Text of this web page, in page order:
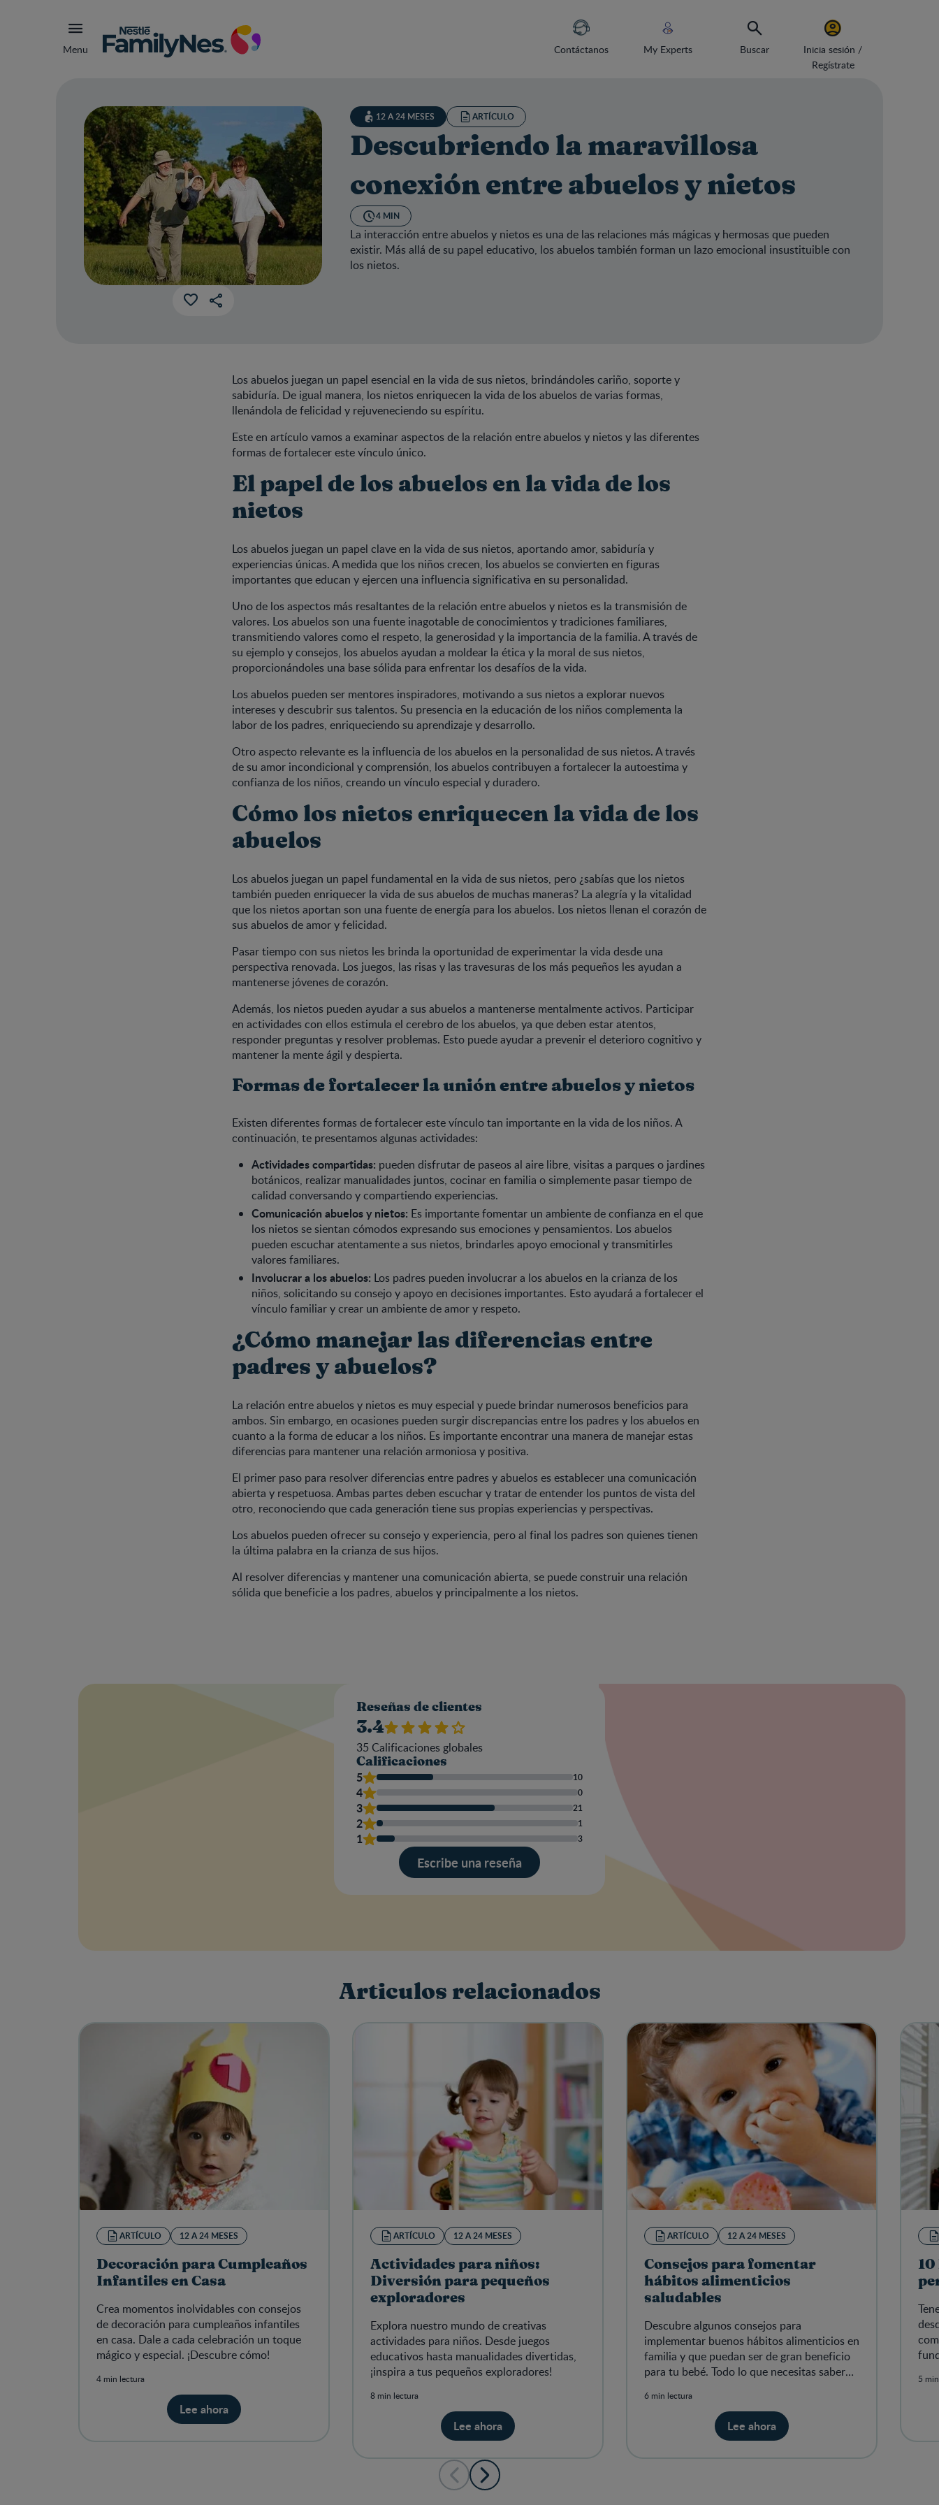
Menu Contáctanos My Experts Buscar
Inicia sesión /
Regístrate
12 A 24 MESES ARTÍCULO
Descubriendo la maravillosa
conexión entre abuelos y nietos
4 MIN
La interacción entre abuelos y nietos es una de las relaciones más mágicas y hermosas que pueden
existir. Más allá de su papel educativo, los abuelos también forman un lazo emocional insustituible con
los nietos.
Los abuelos juegan un papel esencial en la vida de sus nietos, brindándoles cariño, soporte y
sabiduría. De igual manera, los nietos enriquecen la vida de los abuelos de varias formas,
llenándola de felicidad y rejuveneciendo su espíritu.
Este en artículo vamos a examinar aspectos de la relación entre abuelos y nietos y las diferentes
formas de fortalecer este vínculo único.
El papel de los abuelos en la vida de los
nietos
Los abuelos juegan un papel clave en la vida de sus nietos, aportando amor, sabiduría y
experiencias únicas. A medida que los niños crecen, los abuelos se convierten en figuras
importantes que educan y ejercen una influencia significativa en su personalidad.
Uno de los aspectos más resaltantes de la relación entre abuelos y nietos es la transmisión de
valores. Los abuelos son una fuente inagotable de conocimientos y tradiciones familiares,
transmitiendo valores como el respeto, la generosidad y la importancia de la familia. A través de
su ejemplo y consejos, los abuelos ayudan a moldear la ética y la moral de sus nietos,
proporcionándoles una base sólida para enfrentar los desafíos de la vida.
Los abuelos pueden ser mentores inspiradores, motivando a sus nietos a explorar nuevos
intereses y descubrir sus talentos. Su presencia en la educación de los niños complementa la
labor de los padres, enriqueciendo su aprendizaje y desarrollo.
Otro aspecto relevante es la influencia de los abuelos en la personalidad de sus nietos. A través
de su amor incondicional y comprensión, los abuelos contribuyen a fortalecer la autoestima y
confianza de los niños, creando un vínculo especial y duradero.
Cómo los nietos enriquecen la vida de los
abuelos
Los abuelos juegan un papel fundamental en la vida de sus nietos, pero ¿sabías que los nietos
también pueden enriquecer la vida de sus abuelos de muchas maneras? La alegría y la vitalidad
que los nietos aportan son una fuente de energía para los abuelos. Los nietos llenan el corazón de
sus abuelos de amor y felicidad.
Pasar tiempo con sus nietos les brinda la oportunidad de experimentar la vida desde una
perspectiva renovada. Los juegos, las risas y las travesuras de los más pequeños les ayudan a
mantenerse jóvenes de corazón.
Además, los nietos pueden ayudar a sus abuelos a mantenerse mentalmente activos. Participar
en actividades con ellos estimula el cerebro de los abuelos, ya que deben estar atentos,
responder preguntas y resolver problemas. Esto puede ayudar a prevenir el deterioro cognitivo y
mantener la mente ágil y despierta.
Formas de fortalecer la unión entre abuelos y nietos
Existen diferentes formas de fortalecer este vínculo tan importante en la vida de los niños. A
continuación, te presentamos algunas actividades:
Actividades compartidas: pueden disfrutar de paseos al aire libre, visitas a parques o jardines
botánicos, realizar manualidades juntos, cocinar en familia o simplemente pasar tiempo de
calidad conversando y compartiendo experiencias.
Comunicación abuelos y nietos: Es importante fomentar un ambiente de confianza en el que
los nietos se sientan cómodos expresando sus emociones y pensamientos. Los abuelos
pueden escuchar atentamente a sus nietos, brindarles apoyo emocional y transmitirles
valores familiares.
Involucrar a los abuelos: Los padres pueden involucrar a los abuelos en la crianza de los
niños, solicitando su consejo y apoyo en decisiones importantes. Esto ayudará a fortalecer el
vínculo familiar y crear un ambiente de amor y respeto.
¿Cómo manejar las diferencias entre
padres y abuelos?
La relación entre abuelos y nietos es muy especial y puede brindar numerosos beneficios para
ambos. Sin embargo, en ocasiones pueden surgir discrepancias entre los padres y los abuelos en
cuanto a la forma de educar a los niños. Es importante encontrar una manera de manejar estas
diferencias para mantener una relación armoniosa y positiva.
El primer paso para resolver diferencias entre padres y abuelos es establecer una comunicación
abierta y respetuosa. Ambas partes deben escuchar y tratar de entender los puntos de vista del
otro, reconociendo que cada generación tiene sus propias experiencias y perspectivas.
Los abuelos pueden ofrecer su consejo y experiencia, pero al final los padres son quienes tienen
la última palabra en la crianza de sus hijos.
Al resolver diferencias y mantener una comunicación abierta, se puede construir una relación
sólida que beneficie a los padres, abuelos y principalmente a los nietos.
Reseñas de clientes
3.4
35 Calificaciones globales
Calificaciones
5 10
4 0
3 21
2 1
1 3
Escribe una reseña
reseña
Articulos relacionados
ARTÍCULO 12 A 24 MESES
Decoración para Cumpleaños
Infantiles en Casa
Crea momentos inolvidables con consejos
de decoración para cumpleaños infantiles
en casa. Dale a cada celebración un toque
mágico y especial. ¡Descubre cómo!
4 min lectura
Lee ahora
ARTÍCULO 12 A 24 MESES
Actividades para niños:
Diversión para pequeños
exploradores
Explora nuestro mundo de creativas
actividades para niños. Desde juegos
educativos hasta manualidades divertidas,
¡inspira a tus pequeños exploradores!
8 min lectura
Lee ahora
ARTÍCULO 12 A 24 MESES
Consejos para fomentar
hábitos alimenticios
saludables
Descubre algunos consejos para
implementar buenos hábitos alimenticios en
familia y que puedan ser de gran beneficio
para tu bebé. Todo lo que necesitas saber
6 min lectura
Lee ahora
10
5